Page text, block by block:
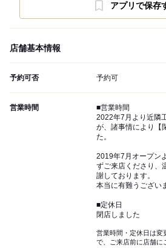
アプリで保存
店舗基本情報
予約可否 予約可
営業時間
■営業時間
2022年7月より近隣
が、諸事情により【
た。
2019年7月オープン
ずご来店くださり、
謝しております。
本当に有難うござい
■定休日
閉店しました
営業時間・定休日は変
で、ご来店前に店舗に